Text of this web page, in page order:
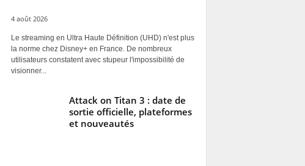
4 août 2026
Le streaming en Ultra Haute Définition (UHD) n'est plus
la norme chez Disney+ en France. De nombreux
utilisateurs constatent avec stupeur l'impossibilité de
visionner...
Attack on Titan 3 : date de
sortie officielle, plateformes
et nouveautés